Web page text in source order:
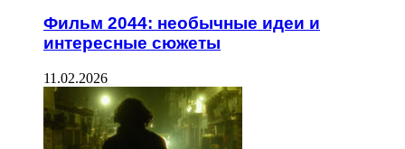
Фильм 2044: необычные идеи и
интересные сюжеты
11.02.2026